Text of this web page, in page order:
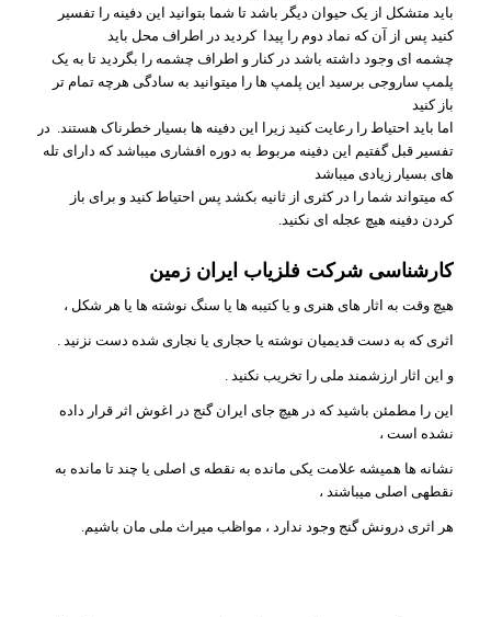
باید متشکل از یک حیوان دیگر باشد تا شما بتوانید این دفینه را تفسیر
کنید پس از آن که نماد دوم را پیدا کردید در اطراف محل باید
چشمه ای وجود داشته باشد در کنار و اطراف چشمه را بگردید تا به یک
پلمپ ساروجی برسید این پلمپ ها را میتوانید به سادگی هرچه تمام تر
باز کنید
اما باید احتیاط را رعایت کنید زیرا این دفینه ها بسیار خطرناک هستند. در
تفسیر قبل گفتیم این دفینه مربوط به دوره افشاری میباشد که دارای تله
های بسیار زیادی میباشد
که میتواند شما را در کثری از ثانیه بکشد پس احتیاط کنید و برای باز
کردن دفینه هیچ عجله ای نکنید.
کارشناسی شرکت فلزیاب ایران زمین
هیچ وقت به اثار های هنری و یا کتیبه ها یا سنگ نوشته ها یا هر شکل ،
اثری که به دست قدیمیان نوشته یا حجاری یا نجاری شده دست نزنید .
و این اثار ارزشمند ملی را تخریب نکنید .
این را مطمئن باشید که در هیچ جای ایران گنج در اغوش اثر قرار داده
نشده است ،
نشانه ها همیشه علامت یکی مانده به نقطه ی اصلی یا چند تا مانده به
نقطهی اصلی میباشند ،
هر اثری درونش گنج وجود ندارد ، مواظب میراث ملی مان باشیم.